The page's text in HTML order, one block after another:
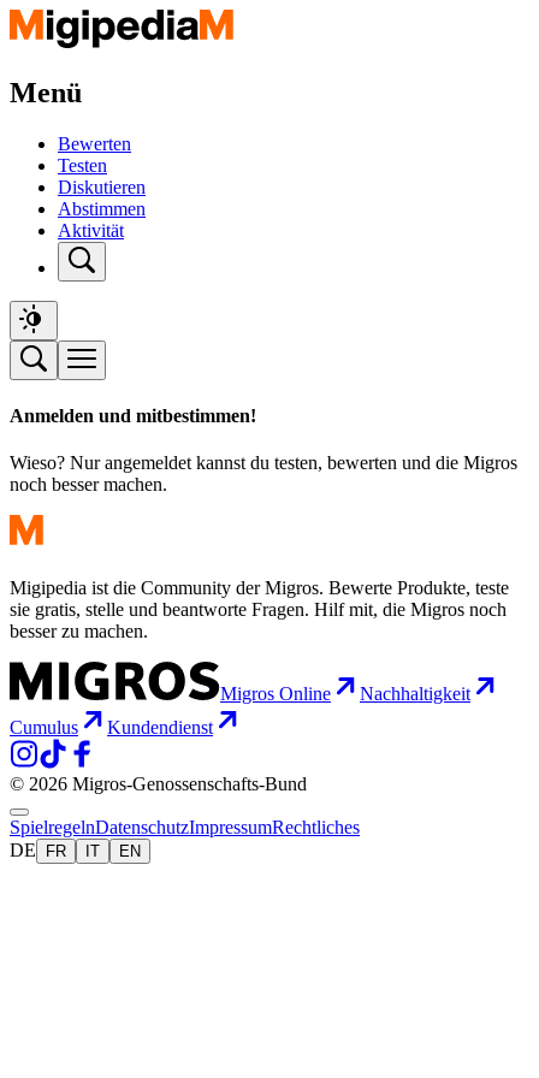
Menü
Bewerten
Testen
Diskutieren
Abstimmen
Aktivität
Anmelden und mitbestimmen!
Wieso? Nur angemeldet kannst du testen, bewerten und die Migros
noch besser machen.
Migipedia ist die Community der Migros. Bewerte Produkte, teste
sie gratis, stelle und beantworte Fragen. Hilf mit, die Migros noch
besser zu machen.
Migros Online
Nachhaltigkeit
Cumulus
Kundendienst
© 2026 Migros-Genossenschafts-Bund
SpielregelnDatenschutzImpressumRechtliches
DE
FR IT EN